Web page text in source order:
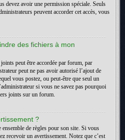
devez avoir une permission spéciale. Seuls
peuvent accorder cet accès, vous
des fichiers à mon
peut être accordée par forum, par
peut ne pas avoir autorisé l’ajout de
vous postez, ou peut-être que seul un
si vous ne savez pas pourquoi
joints sur un forum.
?
de règles pour son site. Si vous
recevoir un avertissement. Notez que c’est